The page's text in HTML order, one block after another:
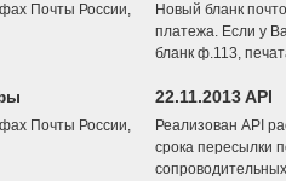
Почты России,
Новый бланк
платежа. Если у
бланк ф.113,
Почты России,
22.11.2013 API
Реализован API
срока пересылки